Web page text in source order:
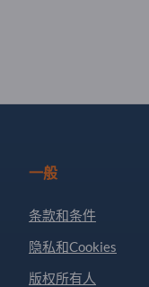
一般
条款和条件
隐私和Cookies
版权所有人